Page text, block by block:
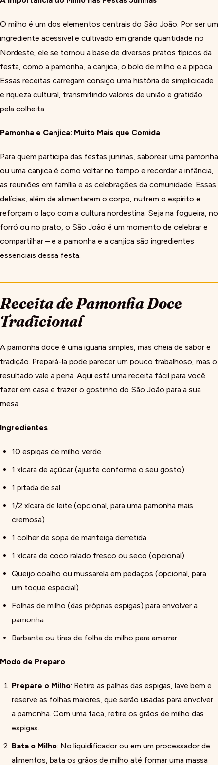
O milho é um dos elementos centrais do São João. Por ser um
ingrediente acessível e cultivado em grande quantidade no
Nordeste, ele se tornou a base de diversos pratos típicos da
festa, como a pamonha, a canjica, o bolo de milho e a pipoca.
Essas receitas carregam consigo uma história de simplicidade
e riqueza cultural, transmitindo valores de união e gratidão
pela colheita.
Pamonha e Canjica: Muito Mais que Comida
Para quem participa das festas juninas, saborear uma pamonha
ou uma canjica é como voltar no tempo e recordar a infância,
as reuniões em família e as celebrações da comunidade. Essas
delícias, além de alimentarem o corpo, nutrem o espírito e
reforçam o laço com a cultura nordestina. Seja na fogueira, no
forró ou no prato, o São João é um momento de celebrar e
compartilhar – e a pamonha e a canjica são ingredientes
essenciais dessa festa.
Receita de Pamonha Doce
Tradicional
A pamonha doce é uma iguaria simples, mas cheia de sabor e
tradição. Prepará-la pode parecer um pouco trabalhoso, mas o
resultado vale a pena. Aqui está uma receita fácil para você
fazer em casa e trazer o gostinho do São João para a sua
mesa.
Ingredientes
10 espigas de milho verde
1 xícara de açúcar (ajuste conforme o seu gosto)
1 pitada de sal
1/2 xícara de leite (opcional, para uma pamonha mais
cremosa)
1 colher de sopa de manteiga derretida
1 xícara de coco ralado fresco ou seco (opcional)
Queijo coalho ou mussarela em pedaços (opcional, para
um toque especial)
Folhas de milho (das próprias espigas) para envolver a
pamonha
Barbante ou tiras de folha de milho para amarrar
Modo de Preparo
Prepare o Milho: Retire as palhas das espigas, lave bem e
reserve as folhas maiores, que serão usadas para envolver
a pamonha. Com uma faca, retire os grãos de milho das
espigas.
Bata o Milho: No liquidificador ou em um processador de
alimentos, bata os grãos de milho até formar uma massa